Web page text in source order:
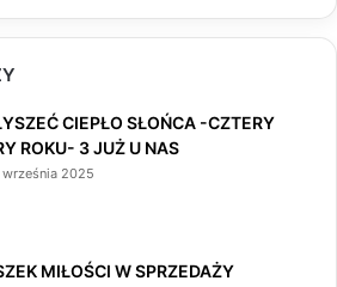
n
a
i
T
o
CIEPŁO SŁOŃCA -CZTERY
ROKU- 3 JUŻ U NAS
września 2025
MIŁOŚCI W SPRZEDAŻY